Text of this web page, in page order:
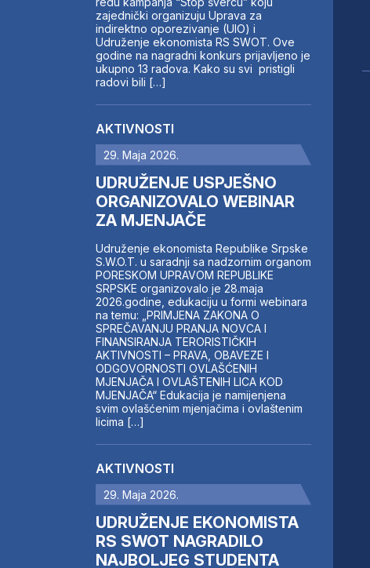
zajednički organizuju Uprava za
indirektno oporezivanje (UIO) i
Udruženje ekonomista RS SWOT. Ove
godine na nagradni konkurs prijavljeno je
ukupno 13 radova. Kako su svi pristigli
radovi bili […]
AKTIVNOSTI
29. Maja 2026.
UDRUŽENJE USPJEŠNO
ORGANIZOVALO WEBINAR
ZA MJENJAČE
Udruženje ekonomista Republike Srpske
S.W.O.T. u saradnji sa nadzornim organom
PORESKOM UPRAVOM REPUBLIKE
SRPSKE organizovalo je 28.maja
2026.godine, edukaciju u formi webinara
na temu: „PRIMJENA ZAKONA O
SPREČAVANJU PRANJA NOVCA I
FINANSIRANJA TERORISTIČKIH
AKTIVNOSTI – PRAVA, OBAVEZE I
ODGOVORNOSTI OVLAŠĆENIH
MJENJAČA I OVLAŠTENIH LICA KOD
MJENJAČA“ Edukacija je namijenjena
svim ovlašćenim mjenjačima i ovlaštenim
licima […]
AKTIVNOSTI
29. Maja 2026.
UDRUŽENJE EKONOMISTA
RS SWOT NAGRADILO
NAJBOLJEG STUDENTA